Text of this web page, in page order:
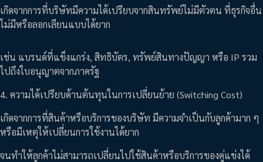
เกิดจากการที่บริษัทมีความได้เปรียบจากสินทรัพย์ไม่มีตัวตน ที่ธุรกิจอื่น
ไม่มีหรือลอกเลียนแบบได้ยาก
เช่น แบรนด์ที่แข็งแกร่ง, สิทธิบัตร, ทรัพย์สินทางปัญญา หรือ IP รวม
ไปถึงใบอนุญาตจากภาครัฐ
4. ความได้เปรียบด้านต้นทุนในการเปลี่ยนย้าย (Switching Cost)
เกิดจากการที่สินค้าหรือบริการของบริษัท มีความจำเป็นกับลูกค้ามาก ๆ
หรือมีเหตุให้เปลี่ยนการใช้งานได้ยาก
จนทำให้ลูกค้าไม่สามารถเปลี่ยนไปใช้สินค้าหรือบริการของคู่แข่งได้